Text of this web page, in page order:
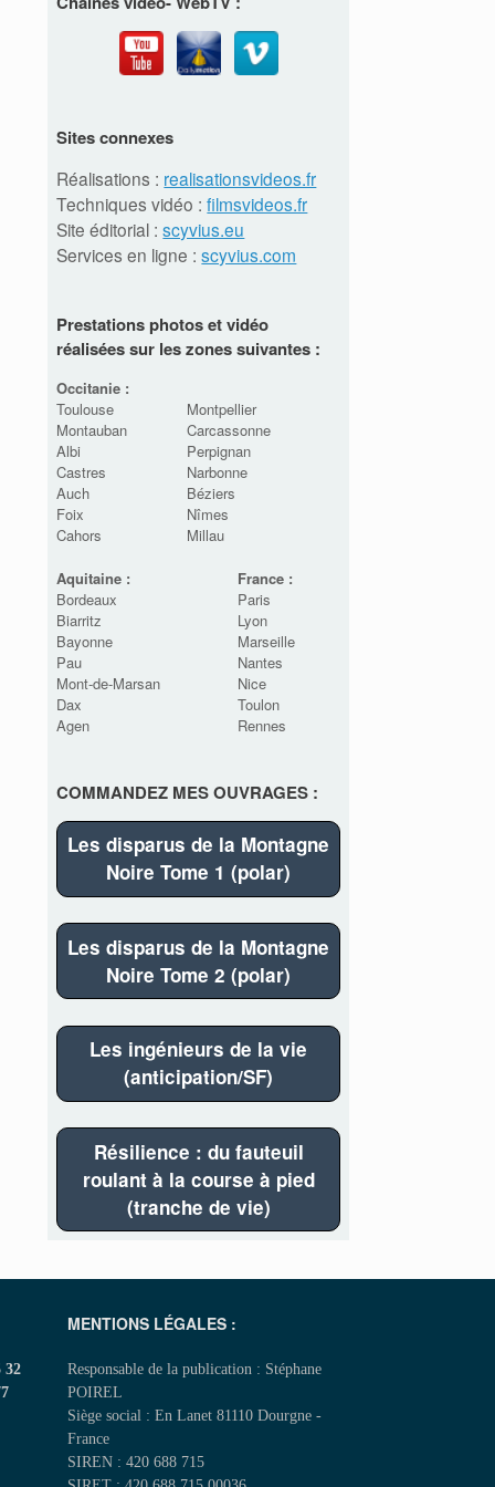
Sites connexes
Réalisations : realisationsvideos.fr
Techniques vidéo :filmsvideos.fr
Site éditorial :scyvius.eu
Services en ligne :scyvius.com
Prestations photos et vidéo
réalisées sur les zones suivantes :
Occitanie :
Toulouse
Montauban
Albi
Castres
Auch
Foix
Cahors
Montpellier
Carcassonne
Perpignan
Narbonne
Béziers
Nîmes
Millau
Aquitaine :
Bordeaux
Biarritz
Bayonne
Pau
Mont-de-Marsan
Dax
Agen
France :
Paris
Lyon
Marseille
Nantes
Nice
Toulon
Rennes
COMMANDEZ MES OUVRAGES :
Les disparus de la Montagne
Noire Tome 1 (polar)
Les disparus de la Montagne
Noire Tome 2 (polar)
Les ingénieurs de la vie
(anticipation/SF)
Résilience : du fauteuil
roulant à la course à pied
(tranche de vie)
32
MENTIONS LÉGALES :
Responsable de la publication : Stéphane
POIREL
Siège social : En Lanet 81110 Dourgne -
France
SIREN : 420 688 715